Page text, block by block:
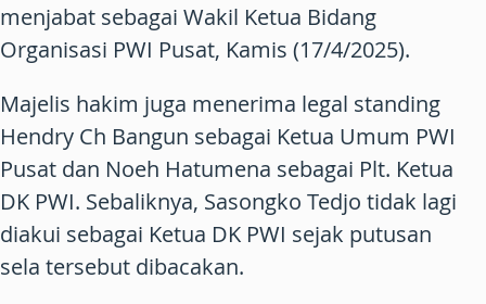
menjabat sebagai Wakil Ketua Bidang
Organisasi PWI Pusat, Kamis (17/4/2025).
Majelis hakim juga menerima legal standing
Hendry Ch Bangun sebagai Ketua Umum PWI
Pusat dan Noeh Hatumena sebagai Plt. Ketua
DK PWI. Sebaliknya, Sasongko Tedjo tidak lagi
diakui sebagai Ketua DK PWI sejak putusan
sela tersebut dibacakan.